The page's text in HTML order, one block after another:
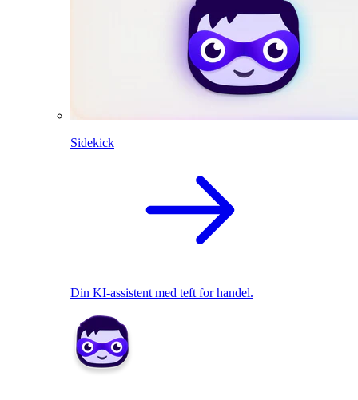
Sidekick
Din KI-assistent med teft for handel.